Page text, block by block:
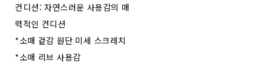
컨디션: 자연스러운 사용감의 매
력적인 컨디션
*소매 겉감 원단 미세 스크레치
*소매 리브 사용감